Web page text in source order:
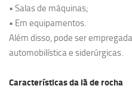
• Salas de máquinas;
• Em equipamentos.
Além disso, pode ser
automobilística e siderúrgicas.
Características da lã de rocha